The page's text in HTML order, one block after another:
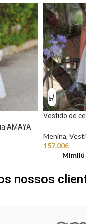
AMAYA
Vestido de
Menina,
157.00€
Mimilú
nossos